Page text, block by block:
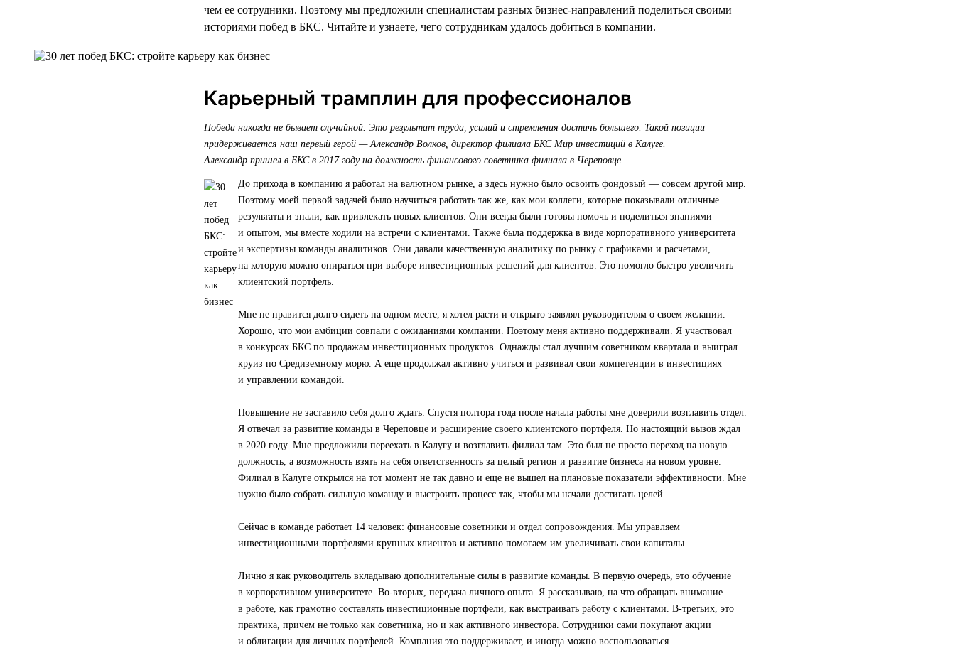
чем ее сотрудники. Поэтому мы предложили специалистам разных бизнес-направлений поделиться своими
историями побед в БКС. Читайте и узнаете, чего сотрудникам удалось добиться в компании.
Карьерный трамплин для профессионалов
Победа никогда не бывает случайной. Это результат труда, усилий и стремления достичь большего. Такой позиции
придерживается наш первый герой — Александр Волков, директор филиала БКС Мир инвестиций в Калуге.
Александр пришел в БКС в 2017 году на должность финансового советника филиала в Череповце.
До прихода в компанию я работал на валютном рынке, а здесь нужно было освоить фондовый — совсем другой мир.
Поэтому моей первой задачей было научиться работать так же, как мои коллеги, которые показывали отличные
результаты и знали, как привлекать новых клиентов. Они всегда были готовы помочь и поделиться знаниями
и опытом, мы вместе ходили на встречи с клиентами. Также была поддержка в виде корпоративного университета
и экспертизы команды аналитиков. Они давали качественную аналитику по рынку с графиками и расчетами,
на которую можно опираться при выборе инвестиционных решений для клиентов. Это помогло быстро увеличить
клиентский портфель.
Мне не нравится долго сидеть на одном месте, я хотел расти и открыто заявлял руководителям о своем желании.
Хорошо, что мои амбиции совпали с ожиданиями компании. Поэтому меня активно поддерживали. Я участвовал
в конкурсах БКС по продажам инвестиционных продуктов. Однажды стал лучшим советником квартала и выиграл
круиз по Средиземному морю. А еще продолжал активно учиться и развивал свои компетенции в инвестициях
и управлении командой.
Повышение не заставило себя долго ждать. Спустя полтора года после начала работы мне доверили возглавить отдел.
Я отвечал за развитие команды в Череповце и расширение своего клиентского портфеля. Но настоящий вызов ждал
в 2020 году. Мне предложили переехать в Калугу и возглавить филиал там. Это был не просто переход на новую
должность, а возможность взять на себя ответственность за целый регион и развитие бизнеса на новом уровне.
Филиал в Калуге открылся на тот момент не так давно и еще не вышел на плановые показатели эффективности. Мне
нужно было собрать сильную команду и выстроить процесс так, чтобы мы начали достигать целей.
Сейчас в команде работает 14 человек: финансовые советники и отдел сопровождения. Мы управляем
инвестиционными портфелями крупных клиентов и активно помогаем им увеличивать свои капиталы.
Лично я как руководитель вкладываю дополнительные силы в развитие команды. В первую очередь, это обучение
в корпоративном университете. Во-вторых, передача личного опыта. Я рассказываю, на что обращать внимание
в работе, как грамотно составлять инвестиционные портфели, как выстраивать работу с клиентами. В-третьих, это
практика, причем не только как советника, но и как активного инвестора. Сотрудники сами покупают акции
и облигации для личных портфелей. Компания это поддерживает, и иногда можно воспользоваться